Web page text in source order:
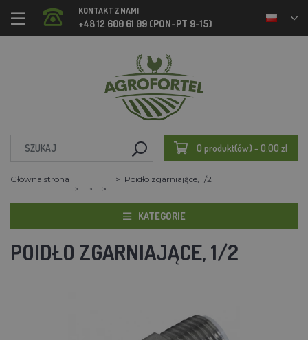
KONTAKT Z NAMI
+48 12 600 61 09 (PON-PT 9-15)
0 produkt(ów) - 0.00 zl
Główna strona Poidło zgarniające, 1/2
KATEGORIE
POIDŁO ZGARNIAJĄCE, 1/2